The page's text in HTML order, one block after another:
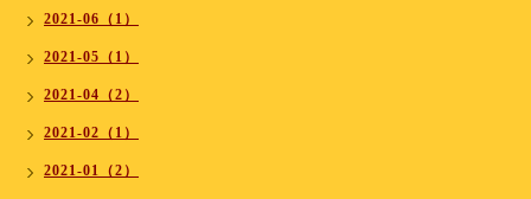
2021-06（1）
2021-05（1）
2021-04（2）
2021-02（1）
2021-01（2）